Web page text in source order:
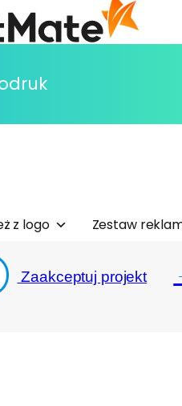
z logo Zestaw
Zaakceptuj projekt